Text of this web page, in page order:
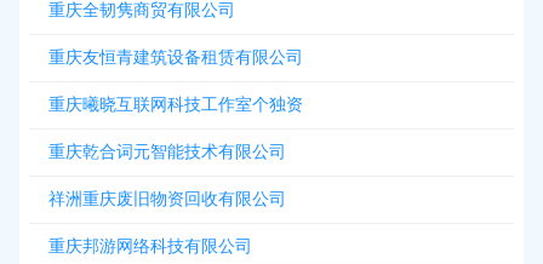
重庆全韧隽商贸有限公司
重庆友恒青建筑设备租赁有限公司
重庆曦晓互联网科技工作室个独资
重庆乾合词元智能技术有限公司
祥洲重庆废旧物资回收有限公司
重庆邦游网络科技有限公司